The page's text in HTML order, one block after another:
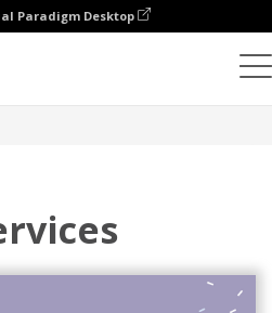
Paradigm Desktop